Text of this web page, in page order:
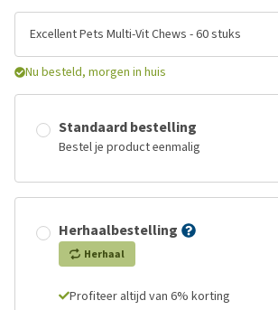
Excellent Pets Multi-Vit Chews - 60 stuks
Nu besteld, morgen in huis
Standaard bestelling
Bestel je product eenmalig
Herhaalbestelling
Herhaal
Profiteer altijd van 6% korting